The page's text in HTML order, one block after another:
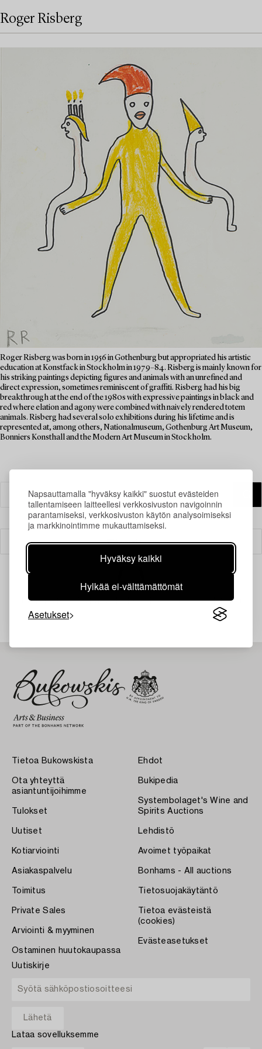
Napsauttamalla "hyväksy kaikki" suostut evästeiden
tallentamiseen laitteellesi verkkosivuston navigoinnin
parantamiseksi, verkkosivuston käytön analysoimiseksi
ja markkinointimme mukauttamiseksi.
Hyväksy kaikki
Hylkää ei-välttämättömät
Asetukset
Roger Risberg
Roger Risberg was born in 1956 in Gothenburg but appropriated his artistic
education at Konstfack in Stockholm in 1979–84. Risberg is mainly known for
his striking paintings depicting figures and animals with an unrefined and
direct expression, sometimes reminiscent of graffiti. Risberg had his big
breakthrough at the end of the 1980s with expressive paintings in black and
red where elation and agony were combined with naively rendered totem
animals. Risberg had several solo exhibitions during his lifetime and is
represented at, among others, Nationalmuseum, Gothenburg Art Museum,
Bonniers Konsthall and the Modern Art Museum in Stockholm.
Suodatin
Juuri nyt ei löytynyt hakuasi vastaavia kohteita.
Tietoa Bukowskista
Ota yhteyttä
asiantuntijoihimme
Tulokset
Uutiset
Kotiarviointi
Asiakaspalvelu
Toimitus
Private Sales
Arviointi & myyminen
Ostaminen huutokaupassa
Ehdot
Bukipedia
Systembolaget's Wine and
Spirits Auctions
Lehdistö
Avoimet työpaikat
Bonhams - All auctions
Tietosuojakäytäntö
Tietoa evästeistä
(cookies)
Evästeasetukset
Uutiskirje
Lataa sovelluksemme